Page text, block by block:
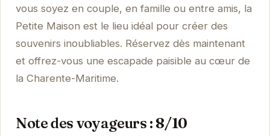
vous soyez en couple, en famille ou entre amis, la
Petite Maison est le lieu idéal pour créer des
souvenirs inoubliables. Réservez dès maintenant
et offrez-vous une escapade paisible au cœur de
la Charente-Maritime.
Note des voyageurs : 8/10